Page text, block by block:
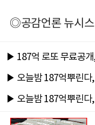
◎공감언론 뉴시스